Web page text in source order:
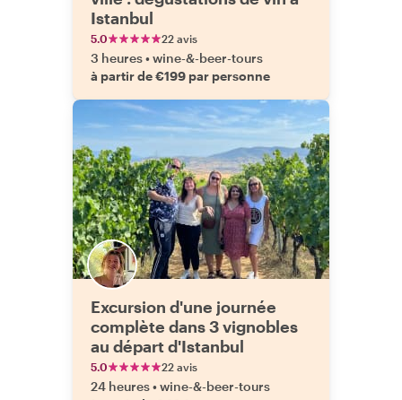
Istanbul
5.0 22 avis
3 heures•wine-&-beer-tours
à partir de €199 par personne
Excursion d'une journée
complète dans 3 vignobles
au départ d'Istanbul
5.0 22 avis
24 heures•wine-&-beer-tours